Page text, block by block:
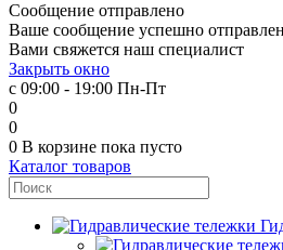
Сообщение отправлено
Ваше сообщение успешно
Вами свяжется наш специалист
Закрыть окно
с 09:00 - 19:00 Пн-Пт
0
0
0 В корзине пока пусто
Каталог товаров